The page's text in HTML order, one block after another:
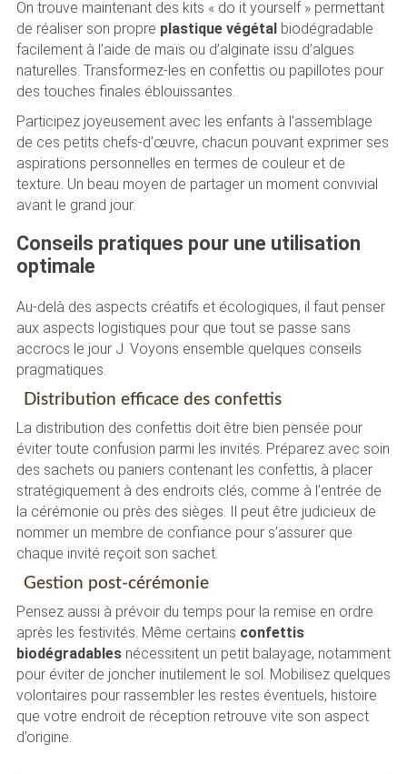
On trouve maintenant des kits « do it yourself » permettant
de réaliser son propre plastique végétalbiodégradable
facilement à l’aide de maïs ou d’alginate issu d’algues
naturelles. Transformez-les en confettis ou papillotes pour
des touches finales éblouissantes.
Participez joyeusement avec les enfants à l’assemblage
de ces petits chefs-d’œuvre, chacun pouvant exprimer ses
aspirations personnelles en termes de couleur et de
texture. Un beau moyen de partager un moment convivial
avant le grand jour.
Conseils pratiques pour une utilisation
optimale
Au-delà des aspects créatifs et écologiques, il faut penser
aux aspects logistiques pour que tout se passe sans
accrocs le jour J. Voyons ensemble quelques conseils
pragmatiques.
Distribution efficace des confettis
La distribution des confettis doit être bien pensée pour
éviter toute confusion parmi les invités. Préparez avec soin
des sachets ou paniers contenant les confettis, à placer
stratégiquement à des endroits clés, comme à l’entrée de
la cérémonie ou près des sièges. Il peut être judicieux de
nommer un membre de confiance pour s’assurer que
chaque invité reçoit son sachet.
Gestion post-cérémonie
Pensez aussi à prévoir du temps pour la remise en ordre
après les festivités. Même certains confettis
biodégradablesnécessitent un petit balayage, notamment
pour éviter de joncher inutilement le sol. Mobilisez quelques
volontaires pour rassembler les restes éventuels, histoire
que votre endroit de réception retrouve vite son aspect
d’origine.